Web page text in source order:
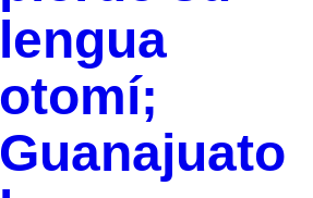
lengua
otomí;
Guanajuato